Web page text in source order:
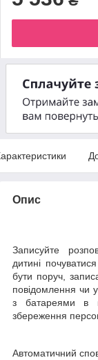
Опис
Записуйте
дитині
бути поруч,
повідомлення чи
з батареями в
збереження
Автоматичний